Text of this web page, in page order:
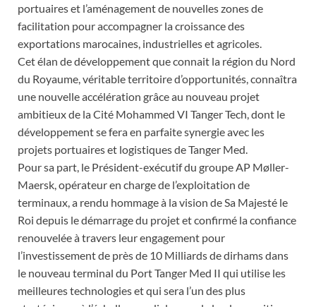
portuaires et l’aménagement de nouvelles zones de
facilitation pour accompagner la croissance des
exportations marocaines, industrielles et agricoles.
Cet élan de développement que connait la région du Nord
du Royaume, véritable territoire d’opportunités, connaîtra
une nouvelle accélération grâce au nouveau projet
ambitieux de la Cité Mohammed VI Tanger Tech, dont le
développement se fera en parfaite synergie avec les
projets portuaires et logistiques de Tanger Med.
Pour sa part, le Président-exécutif du groupe AP Møller-
Maersk, opérateur en charge de l’exploitation de
terminaux, a rendu hommage à la vision de Sa Majesté le
Roi depuis le démarrage du projet et confirmé la confiance
renouvelée à travers leur engagement pour
l’investissement de près de 10 Milliards de dirhams dans
le nouveau terminal du Port Tanger Med II qui utilise les
meilleures technologies et qui sera l’un des plus